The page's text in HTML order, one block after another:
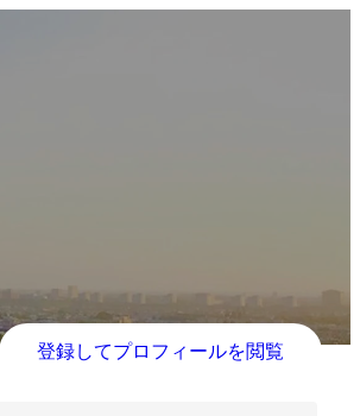
登録してプロフィールを閲覧